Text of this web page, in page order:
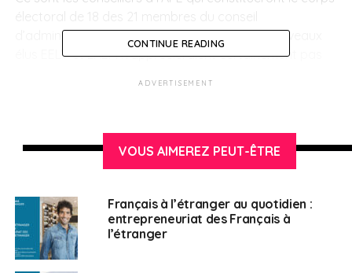
d’administration de la CFE. La majorité des nouveaux
élus EELV et LREM n’apprécieraient certainement pas
circonscriptions ont été reportées. Ces élections
2021 qui regroupera alors les anciens membres de
l’AFE.
Ainsi, si aucune nouvelle mesure réglementaire n’est
CONTINUE READING
ADVERTISEMENT
VOUS AIMEREZ PEUT-ÊTRE
Français à l’étranger au quotidien :
entrepreneuriat des Français à
l’étranger